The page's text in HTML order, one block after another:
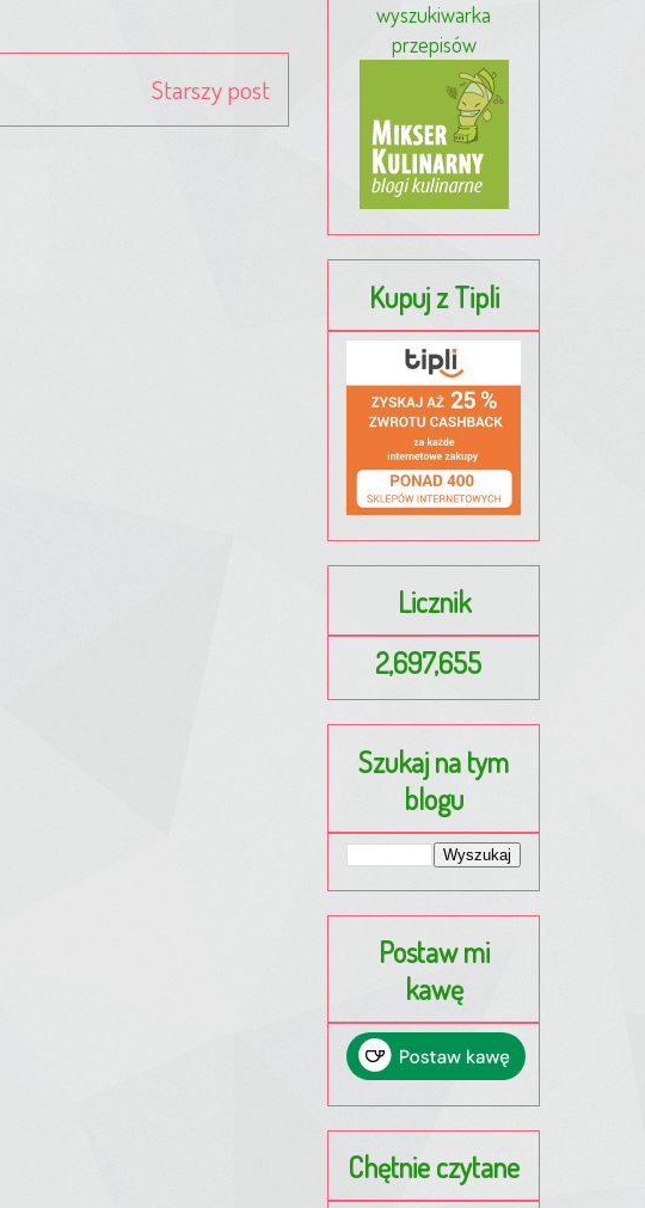
Starszy post
wyszukiwarka
przepisów
Kupuj z Tipli
Licznik
2,697,655
Szukaj na tym
blogu
Postaw mi
kawę
Chętnie czytane